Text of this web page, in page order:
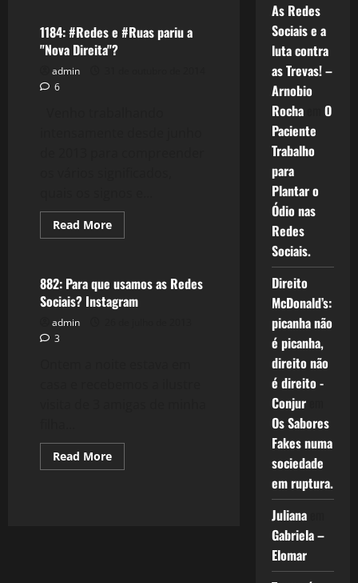
Poder
do
Whatsapp
1184: #Redes e #Ruas pariu a
"Nova Direita"?
admin
6
Read MoreRead
more
e
#Ruas
pariu
a
Tecnologia
882: Para que usamos as Redes
Sociais? Instagram
admin
3
Read MoreRead
more
As Redes
Sociais e a
luta contra
as Trevas! –
Arnobio
Rochaem O
Paciente
Trabalho
para
Plantar o
Ódio nas
Redes
Sociais.
Direito
McDonald’s:
picanha não
é picanha,
direito não
é direito -
Conjurem
Os Sabores
Fakes numa
sociedade
em ruptura.
Julianaem
Gabriela –
Elomar